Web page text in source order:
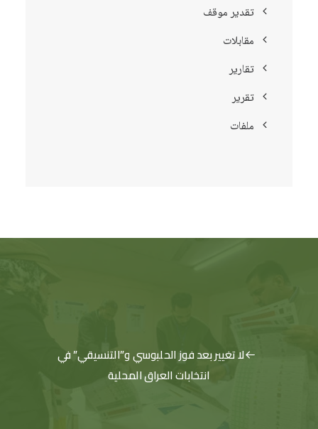
تقدير موقف
مقابلات
تقارير
تقرير
ملفات
لا تغيير بعد فوز الحلبوسي و”التنسيقي” في
انتخابات العراق المحلية